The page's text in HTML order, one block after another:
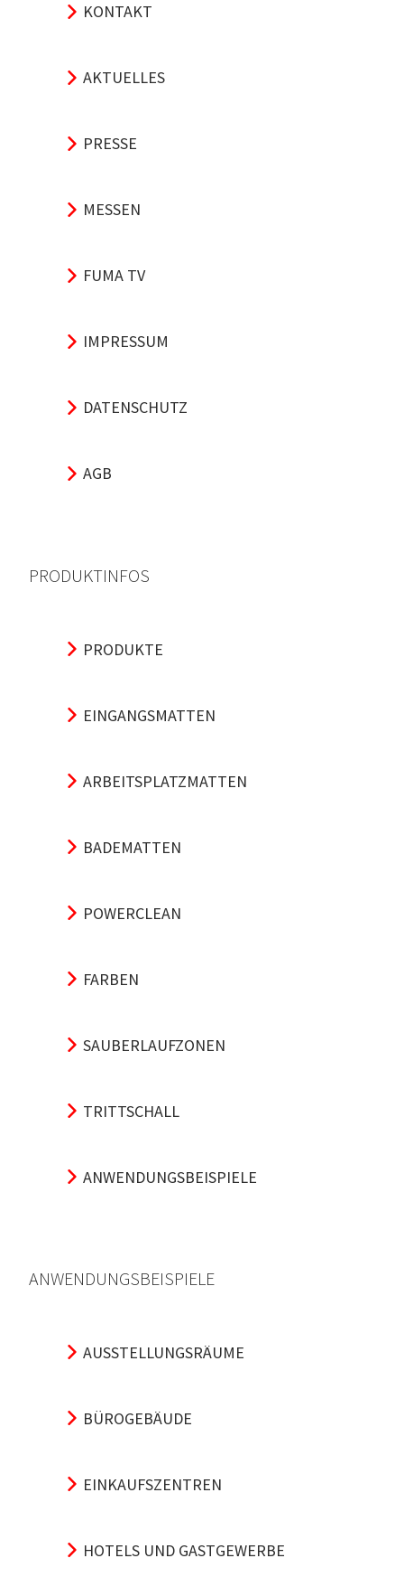
KONTAKT
AKTUELLES
PRESSE
MESSEN
FUMA TV
IMPRESSUM
DATENSCHUTZ
AGB
PRODUKTINFOS
PRODUKTE
EINGANGSMATTEN
ARBEITSPLATZMATTEN
BADEMATTEN
POWERCLEAN
FARBEN
SAUBERLAUFZONEN
TRITTSCHALL
ANWENDUNGSBEISPIELE
ANWENDUNGSBEISPIELE
AUSSTELLUNGSRÄUME
BÜROGEBÄUDE
EINKAUFSZENTREN
HOTELS UND GASTGEWERBE